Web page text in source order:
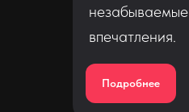
незабываемые
впечатления.
Подробнее